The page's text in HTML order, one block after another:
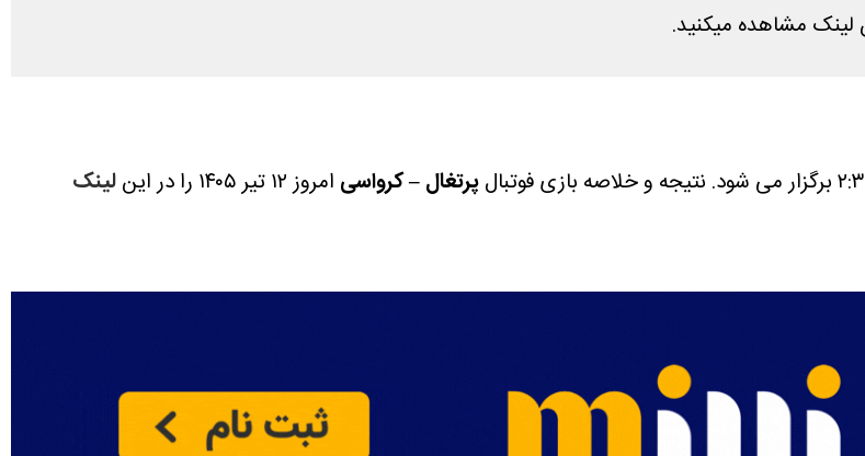
نتیجه و خلاصه بازی فوتبالپرتغال – کرواسی امروز ۱۲ تیر ۱۴۰۵ را در این
لینک